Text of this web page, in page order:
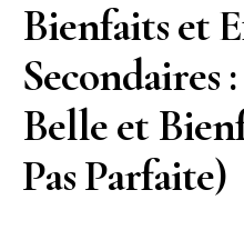
Bienfaits et
Secondaires
Belle et
Pas Parfaite)